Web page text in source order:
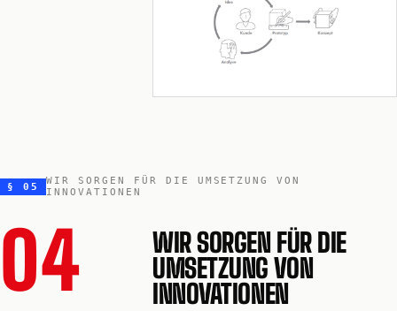
§ 05
WIR SORGEN FÜR DIE UMSETZUNG VON
INNOVATIONEN
04
WIR SORGEN FÜR DIE
UMSETZUNG VON
INNOVATIONEN